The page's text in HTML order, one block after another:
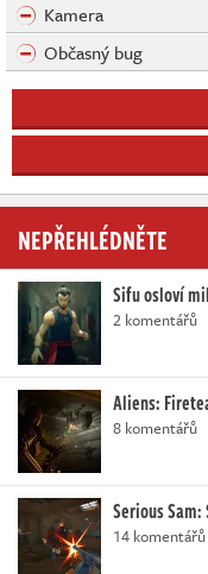
Kamera
Občasný bug
NEPŘEHLÉDNĚTE
Sifu osloví
2 komentářů
Aliens:
8 komentářů
Serious
14 komentářů